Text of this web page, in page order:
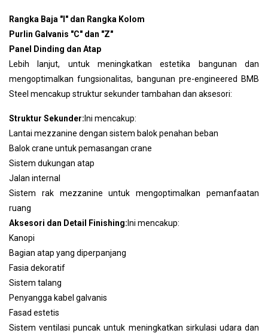
Rangka Baja "I" dan Rangka Kolom
Purlin Galvanis "C" dan "Z"
Panel Dinding dan Atap
Lebih lanjut, untuk meningkatkan estetika bangunan dan
mengoptimalkan fungsionalitas, bangunan pre-engineered BMB
Steel mencakup struktur sekunder tambahan dan aksesori:
Struktur Sekunder: Ini mencakup:
Lantai mezzanine dengan sistem balok penahan beban
Balok crane untuk pemasangan crane
Sistem dukungan atap
Jalan internal
Sistem rak mezzanine untuk mengoptimalkan pemanfaatan
ruang
Aksesori dan Detail Finishing: Ini mencakup:
Kanopi
Bagian atap yang diperpanjang
Fasia dekoratif
Sistem talang
Penyangga kabel galvanis
Fasad estetis
Sistem ventilasi puncak untuk meningkatkan sirkulasi udara dan